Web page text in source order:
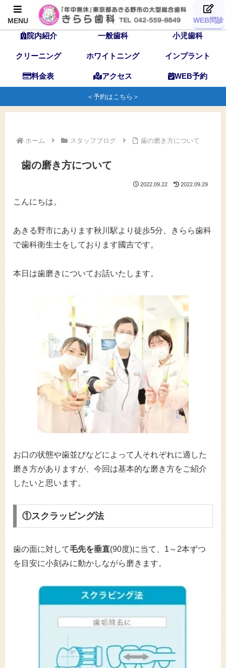
TOP 歯科医師 スタッフ
院内紹介 一般歯科 小児歯科
クリーニング ホワイトニング インプラント
料金表 アクセス WEB予約
＜予約はこちら＞
ホーム スタッフブログ 歯の磨き方について
歯の磨き方について
2022.09.22 2022.09.29
こんにちは。
あきる野市にあります秋川駅より徒歩5分、きらら歯科
で歯科衛生士をしております國吉です。
本日は歯磨きについてお話いたします。
お口の状態や歯並びなどによって人それぞれに適した
磨き方がありますが、今回は基本的な磨き方をご紹介
したいと思います。
①スクラッビング法
歯の面に対して毛先を垂直(90度)に当て、1～2本ずつ
を目安に小刻みに動かしながら磨きます。
MENU WEB問診